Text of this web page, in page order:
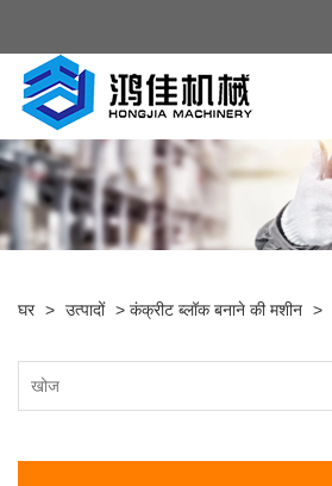
घर > उत्पादों > कंक्रीट ब्लॉक बनाने की मशीन >